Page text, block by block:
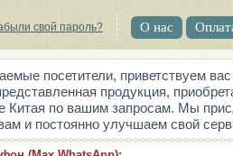
свой пароль? О нас
посетители, приветствуем
продукция,
Китая по вашим запросам. Мы
и постоянно улучшаем свой